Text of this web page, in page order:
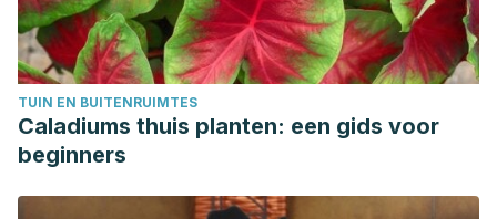
de Huacho, 2018. Unidad de Posgrado de Ciencias de la
Salud. https://repositorio.upeu.edu.pe/handle/UPEU/1863?
show=full
Guía Profesional para la Educación Maternal-Paternal del
Embarazo y Parto (2016). Servicio de Coordinación
TUIN EN BUITENRUIMTES
Caladiums thuis planten: een gids voor
beginners